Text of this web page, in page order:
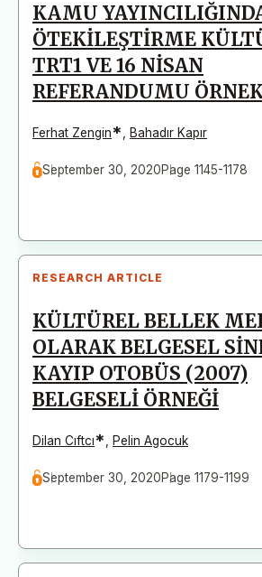
KAMU
ÖTEKİLEŞTİRME
TRT1 VE 16 NİSAN
REFERANDUMU
Ferhat Zengin* Bahadır Kapır
September 30, 2020Page 1145-1178
RESEARCH ARTICLE
KÜLTÜREL BELLEK
OLARAK BELGESEL
KAYIP OTOBÜS (2007)
BELGESELİ ÖRNEĞİ
Dilan Cıftcı* Pelin Agocuk
September 30, 2020Page 1179-1199